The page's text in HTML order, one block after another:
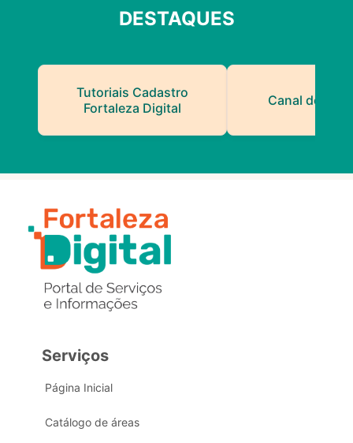
DESTAQUES
Tutoriais Cadastro
Fortaleza Digital
Canal do
Serviços
Página Inicial
Catálogo de áreas